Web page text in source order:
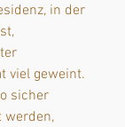
in der
viel geweint.
sicher
werden,